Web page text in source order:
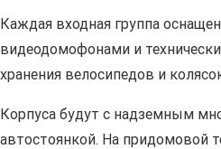
Каждая входная группа
видеодомофонами и
хранения велосипедов и
Корпуса будут с надземным
автостоянкой. На придомовой